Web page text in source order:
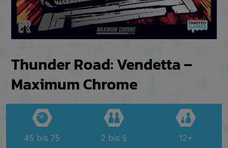
Thunder Road: Vendetta –
Maximum Chrome
45 bis 75 2 bis 5 12+